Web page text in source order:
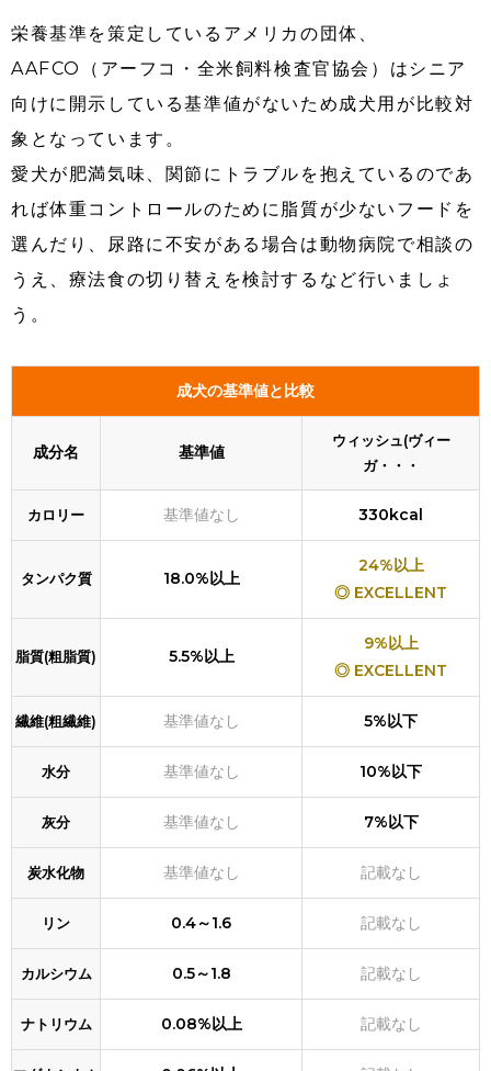
栄養基準を策定しているアメリカの団体、
AAFCO（アーフコ・全米飼料検査官協会）はシニア
向けに開示している基準値がないため成犬用が比較対
象となっています。
愛犬が肥満気味、関節にトラブルを抱えているのであ
れば体重コントロールのために脂質が少ないフードを
選んだり、尿路に不安がある場合は動物病院で相談の
うえ、療法食の切り替えを検討するなど行いましょ
う。
成犬の基準値と比較
成分名 基準値
ウィッシュ(ヴィー
ガ・・・
カロリー 基準値なし 330kcal
タンパク質 18.0%以上
24%以上
◎ EXCELLENT
脂質(粗脂質) 5.5%以上
9%以上
◎ EXCELLENT
繊維(粗繊維) 基準値なし 5%以下
水分 基準値なし 10%以下
灰分 基準値なし 7%以下
炭水化物 基準値なし 記載なし
リン 0.4～1.6 記載なし
カルシウム 0.5～1.8 記載なし
ナトリウム 0.08%以上 記載なし